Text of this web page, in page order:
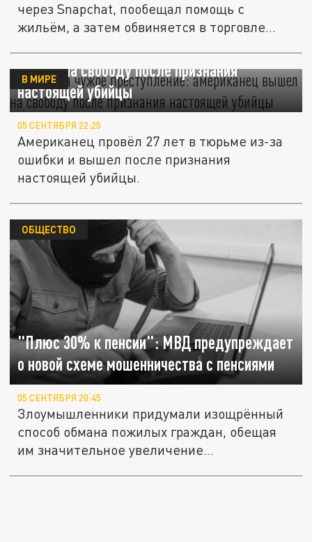
через Snapchat, пообещал помощь с
жильём, а затем обвиняется в торговле...
27 лет за чужое преступление: американец
вышел на свободу после признания
настоящей убийцы
В МИРЕ
05 СЕНТЯБРЯ 22:25
Американец провёл 27 лет в тюрьме из-за
ошибки и вышел после признания
настоящей убийцы.
"Плюс 30% к пенсии": МВД предупреждает
о новой схеме мошенничества с пенсиями
ОБЩЕСТВО
05 СЕНТЯБРЯ 20:45
Злоумышленники придумали изощрённый
способ обмана пожилых граждан, обещая
им значительное увеличение...